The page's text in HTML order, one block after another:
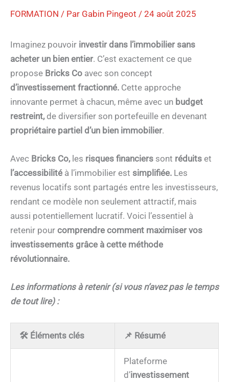
FORMATION / Par Gabin Pingeot / 24 août 2025
Imaginez pouvoir investir dans l’immobilier sans
acheter un bien entier. C’est exactement ce que
propose Bricks Co avec son concept
d’investissement fractionné. Cette approche
innovante permet à chacun, même avec un budget
restreint,de diversifier son portefeuille en devenant
propriétaire partiel d’un bien immobilier.
Avec Bricks Co,les risques financiers sont réduits et
l’accessibilité à l’immobilier est simplifiée. Les
revenus locatifs sont partagés entre les investisseurs,
rendant ce modèle non seulement attractif, mais
aussi potentiellement lucratif. Voici l’essentiel à
retenir pour comprendre comment maximiser vos
investissements grâce à cette méthode
révolutionnaire.
Les informations à retenir (si vous n’avez pas le temps
de tout lire) :
🛠️ Éléments clés 📌 Résumé
Plateforme
d’investissement